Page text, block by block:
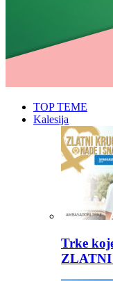
TOP TEME
Kalesija
Trke
ZLATNI